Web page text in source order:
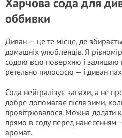
оббивки
Диван — це те місце, де
домашніх улюбленців. Я
содою всю поверхню і залишаю
ретельно пилососю — і диван
Сода нейтралізує запахи, а не
добре допомагає після зими,
провітрювалося. Можна додати
прямо в соду перед нанесенням
аромат.